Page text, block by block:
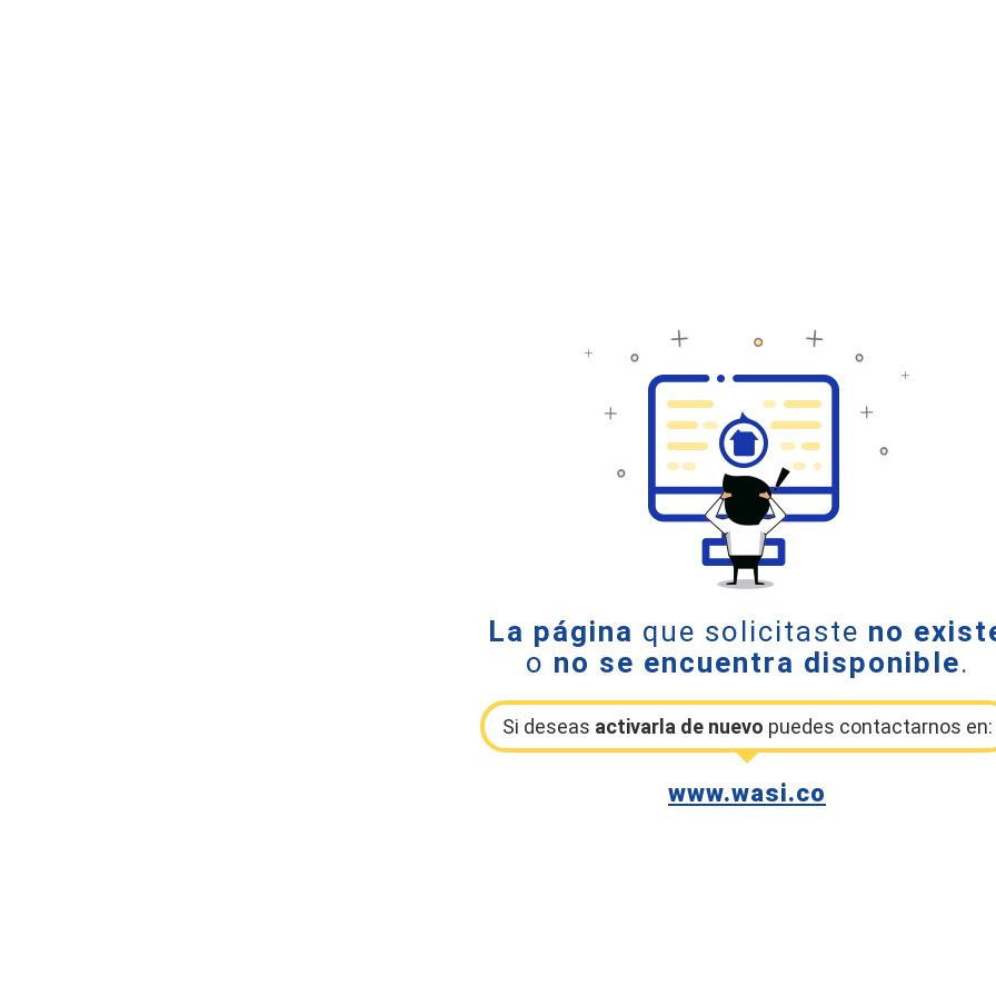
La página que solicitaste no
o no se encuentra disponible.
Si deseas activarla de nuevo puedes contactarnos en:
www.wasi.co